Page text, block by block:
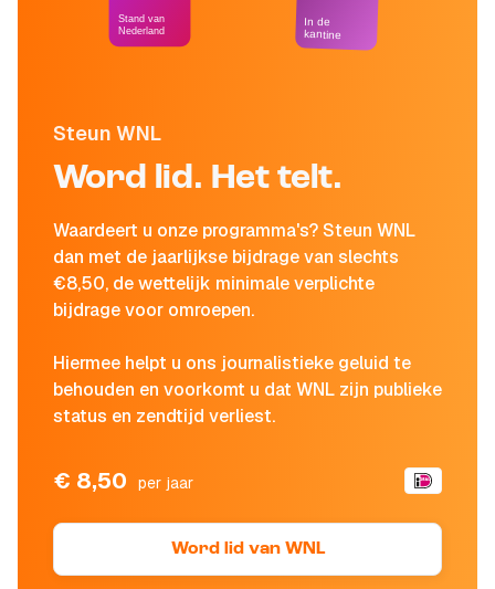
Steun WNL
Word lid. Het telt.
Waardeert u onze programma's? Steun WNL
dan met de jaarlijkse bijdrage van slechts
€8,50, de wettelijk minimale verplichte
bijdrage voor omroepen.
Hiermee helpt u ons journalistieke geluid te
behouden en voorkomt u dat WNL zijn publieke
status en zendtijd verliest.
€ 8,50 per jaar
Word lid van WNL
Stand van
Nederland
In de
kantine